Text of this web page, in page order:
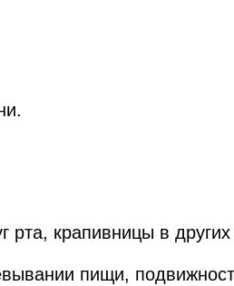
крапивницы в других
пищи,